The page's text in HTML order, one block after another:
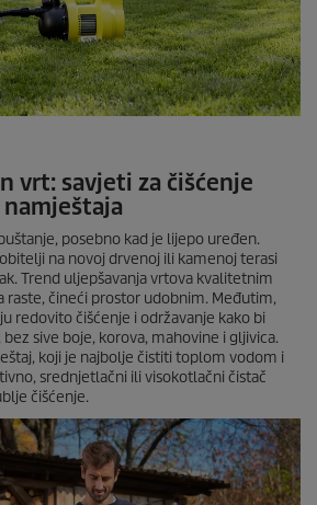
vrt: savjeti za čišćenje
posebno kad je lijepo uređen.
na novoj drvenoj ili kamenoj terasi
Trend uljepšavanja vrtova kvalitetnim
raste, čineći prostor udobnim. Međutim,
redovito čišćenje i održavanje kako bi
sive boje, korova, mahovine i gljivica.
koji je najbolje čistiti toplom vodom i
srednjetlačni ili visokotlačni čistač
čišćenje.